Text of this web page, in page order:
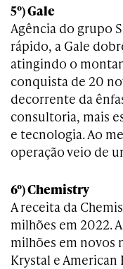
5º) Gale
Agência do grupo
rápido, a Gale
atingindo o
conquista de 20
decorrente da
consultoria, mais
e tecnologia. Ao
operação veio de
6º) Chemistry
A receita da
milhões em 2022.
milhões em novos
Krystal e American